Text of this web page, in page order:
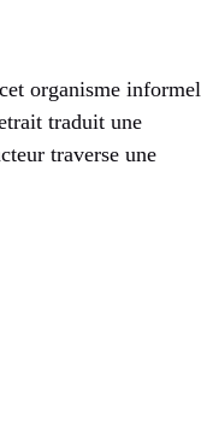
organisme informel
traduit une
traverse une